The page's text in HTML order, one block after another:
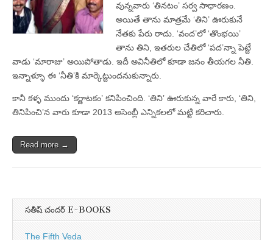
వున్నవారు ‘తినటం’ సర్వ సాధారణం.
అయితే తాను మాత్రమే ‘తిని’ ఊరుకునే
నేతకు పేరు రాదు. ‘వంద’లో ‘తొంభయి’
తాను తిని, ఇతరుల చేతిలో ‘పద’న్నా పెట్టే
వాడు ‘మారాజు’ అయిపోతాడు. ఇదీ అవినీతిలో కూడా జనం తీయగల నీతి.
ఇన్నాళ్ళూ ఈ ‘నీతి’కి మార్కెట్టుందనుకున్నారు.
కానీ కళ్ళ ముందు ‘కర్ణాటకం’ కనిపించింది. ‘తిని’ ఊరుకున్న వారే కారు, ‘తిని,
తినిపించి’న వారు కూడా 2013 అసెంబ్లీ ఎన్నికలలో మట్టి కరిచారు.
Read more →
సతీష్ చందర్ E-BOOKS
The Fifth Veda